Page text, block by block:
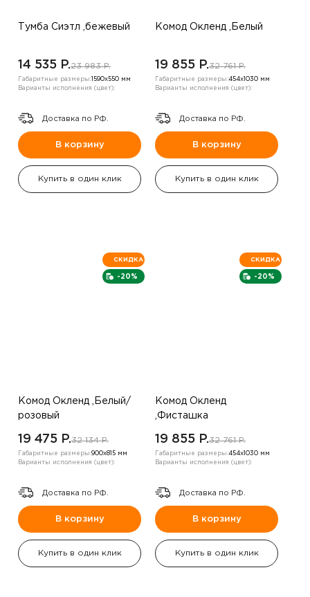
Тумба Сиэтл ,бежевый
14 535 P.23 983 P.
Габаритные размеры: 1590х550 мм
Варианты исполнения (цвет):
Доставка по РФ.
В корзину
Купить в один клик
Комод Окленд ,Белый
19 855 P.32 761 P.
Габаритные размеры:454х1030 мм
Варианты исполнения (цвет):
Доставка по РФ.
В корзину
Купить в один клик
-20%
СКИДКА
Комод Окленд ,Белый/
розовый
19 475 P.32 134 P.
Габаритные размеры:900х815 мм
Варианты исполнения (цвет):
Доставка по РФ.
В корзину
Купить в один клик
-20%
СКИДКА
Комод Окленд
,Фисташка
19 855 P.32 761 P.
Габаритные размеры:454х1030 мм
Варианты исполнения (цвет):
Доставка по РФ.
В корзину
Купить в один клик